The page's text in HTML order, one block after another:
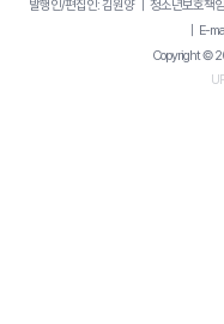
발행인/편집인: 김원양｜ 청소년보호책
E-
Copyright ©